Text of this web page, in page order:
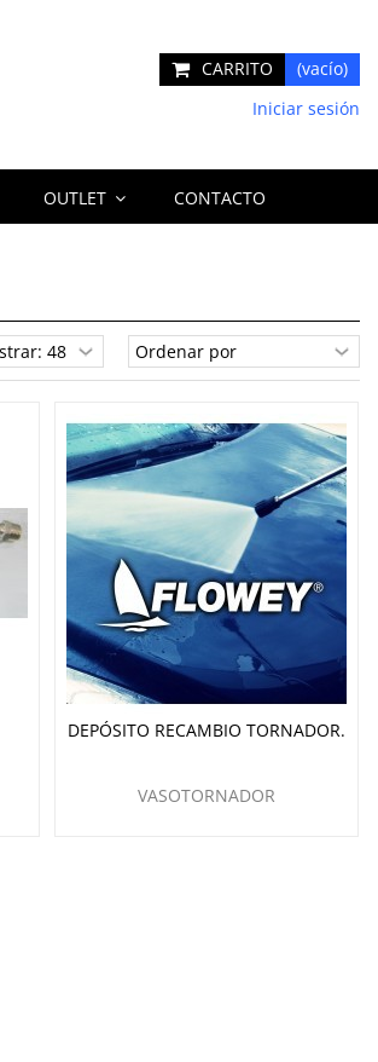
CARRITO
(vacío)
Iniciar sesión
OUTLET CONTACTO
DEPÓSITO RECAMBIO TORNADOR.
VASOTORNADOR